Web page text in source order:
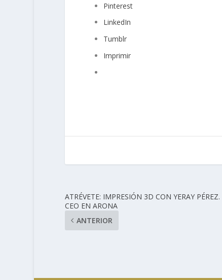
Pinterest
LinkedIn
Tumblr
Imprimir
ATRÉVETE: IMPRESIÓN 3D CON YERAY PÉREZ.
CEO EN ARONA
ANTERIOR